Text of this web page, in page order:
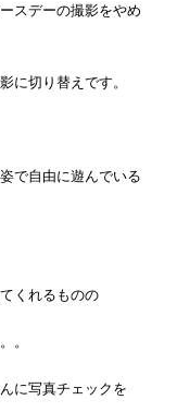
スデーの撮影をやめ
に切り替えです。
で自由に遊んでいる
くれるものの
。
に写真チェックを